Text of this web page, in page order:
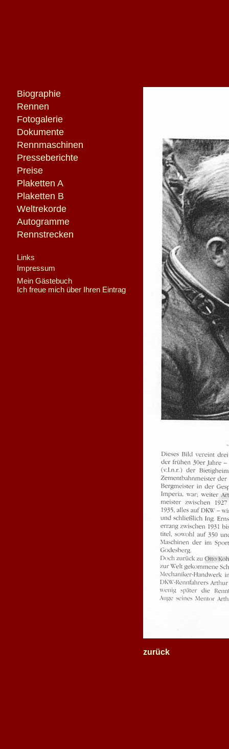
Biographie
Rennen
Fotogalerie
Dokumente
Rennmaschinen
Presseberichte
Preise
Plaketten A
Plaketten B
Weltrekorde
Autogramme
Rennstrecken
Links
Impressum
Mein Gästebuch
Ich freue mich über Ihren Eintrag
zurück